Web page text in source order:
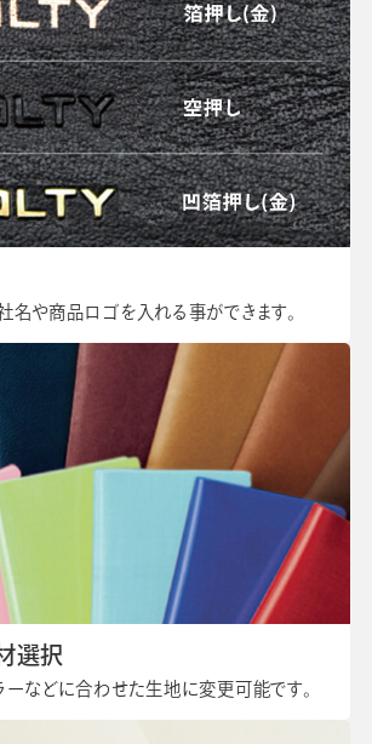
名や商品ロゴを入れる事ができます。
選択
ーなどに合わせた生地に変更可能です。